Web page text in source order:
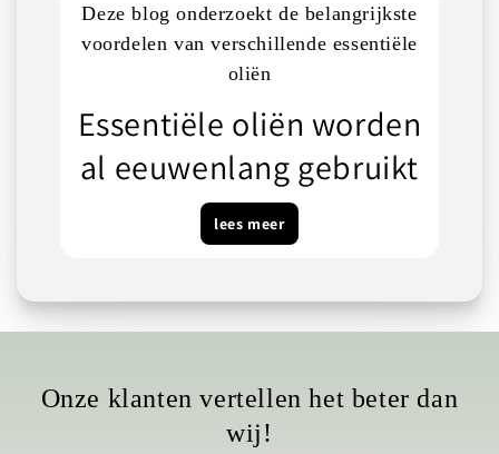
Deze blog onderzoekt de belangrijkste
voordelen van verschillende essentiële
oliën
Essentiële oliën worden
al eeuwenlang gebruikt
lees meer
Onze klanten vertellen het beter dan
wij!